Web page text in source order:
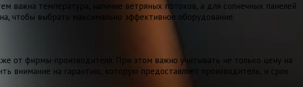
важна температура, наличие ветряных потоков, а для солнечных панелей
чтобы выбрать максимально эффективное оборудование.
от фирмы-производителя. При этом важно учитывать не только цену на
внимание на гарантию, которую предоставляет производитель, и срок